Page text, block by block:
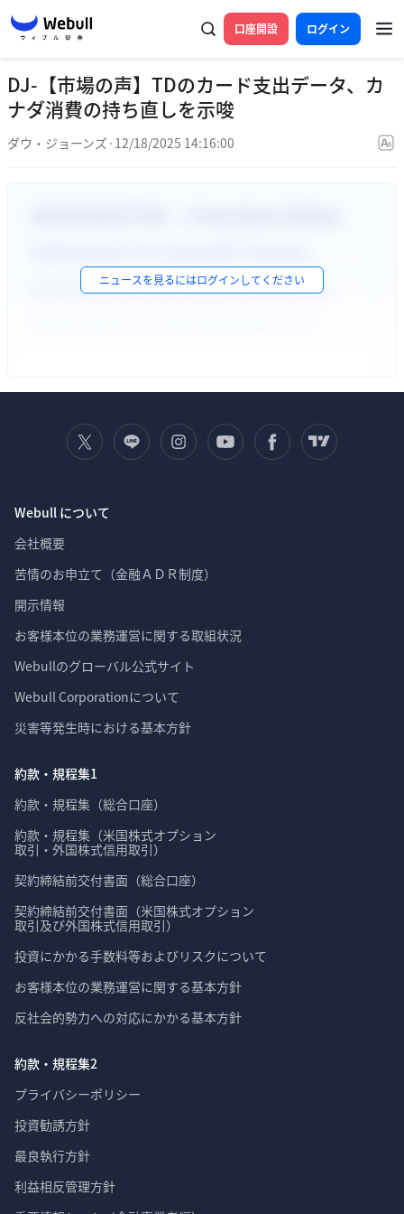
口座開設 ログイン
DJ-【市場の声】TDのカード支出データ、カ
ナダ消費の持ち直しを示唆
ダウ・ジョーンズ · 12/18/2025 14:16:00
ニュースを見るにはログインしてください
Webull について
会社概要
苦情のお申立て（金融ＡＤＲ制度）
開示情報
お客様本位の業務運営に関する取組状況
Webullのグローバル公式サイト
Webull Corporationについて
災害等発生時における基本方針
約款・規程集1
約款・規程集（総合口座）
約款・規程集（米国株式オプション
取引・外国株式信用取引）
契約締結前交付書面（総合口座）
契約締結前交付書面（米国株式オプション
取引及び外国株式信用取引）
投資にかかる手数料等およびリスクについて
お客様本位の業務運営に関する基本方針
反社会的勢力への対応にかかる基本方針
約款・規程集2
プライバシーポリシー
投資勧誘方針
最良執行方針
利益相反管理方針